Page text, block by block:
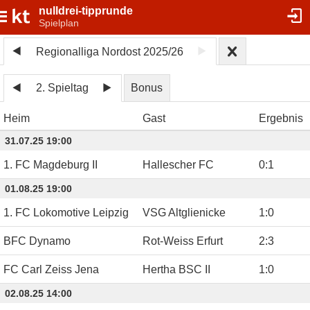
nulldrei-tipprunde
Spielplan
Regionalliga Nordost 2025/26
2. Spieltag Bonus
Heim Gast Ergebnis
31.07.25 19:00
1. FC Magdeburg II Hallescher FC 0:1
01.08.25 19:00
1. FC Lokomotive Leipzig VSG Altglienicke 1:0
BFC Dynamo Rot-Weiss Erfurt 2:3
FC Carl Zeiss Jena Hertha BSC II 1:0
02.08.25 14:00